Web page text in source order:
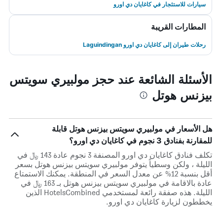
سيارات للاستئجار في كاغايان دي اورو
المطارات القريبة
رحلات طيران إلى كاغايان دي اورو Laguindingan
الأسئلة الشائعة عند حجز مولبيري سويتس
بيزنس هوتل
هل الأسعار في مولبيري سويتس بيزنس هوتل قابلة
للمقارنة بفنادق 3 نجوم في كاغايان دي اورو؟
تكلف فنادق كاغايان دي اورو المصنفة 3 نجوم عادة 143 ﷼ في
الليلة ، ولكن وسطياً يتوفر مولبيري سويتس بيزنس هوتل بسعر
أقل بنسبة 12% عن معدل السعر في المنطقة. يمكنك الاستمتاع
عادة بالاقامة في مولبيري سويتس بيزنس هوتل بـ 163 ﷼ في
الليلة. هذه صفقة رائعة لمستخدمي HotelsCombined الذين
يخططون لزيارة كاغايان دي اورو.